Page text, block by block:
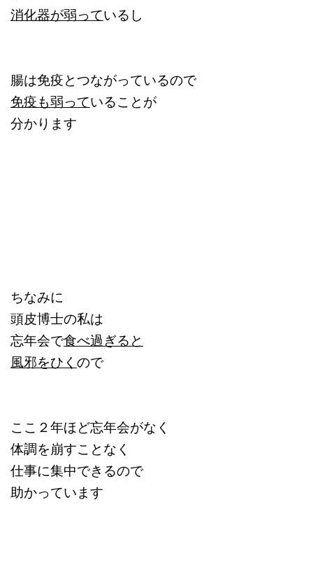
消化器が弱っているし
腸は免疫とつながっているので
免疫も弱っていることが
分かります
ちなみに
頭皮博士の私は
忘年会で食べ過ぎると
風邪をひく ので
ここ２年ほど忘年会がなく
体調を崩すことなく
仕事に集中できるので
助かっています